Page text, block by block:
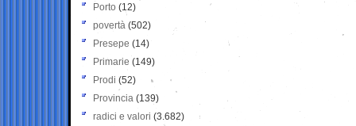
Porto (12)
povertà (502)
Presepe (14)
Primarie (149)
Prodi (52)
Provincia (139)
radici e valori (3.682)